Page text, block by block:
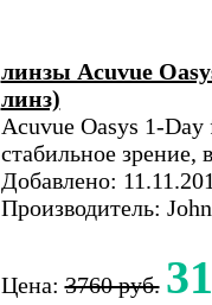
линзы Acuvue
линз)
Acuvue Oasys 1-
стабильное зрение,
Добавлено:
Производитель:
Цена:3760 руб.